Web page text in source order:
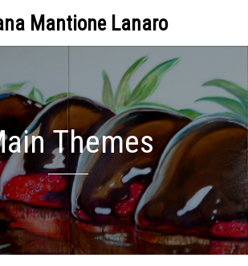
Mantione Lanaro
Themes